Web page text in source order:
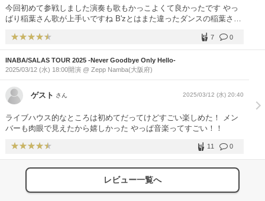
ラ衣装 最高です！！ 革パンだったら尚よかった） 稲 「映画館
の皆さん 届いてますかー？」 映客「イェーーイ」 ちゃんと映画館
（好きだ♡） カメラにブワンって何回も接近するイナバさん 大画面
がイナバさんでいっぱいになる （お願いだからこれ以上近寄らない
で！ 鼻血が出ちゃう） モニターにちょこんと座るイナバさん 足
ぶ〜らぶ〜ら バタバタバタッ （子供かっ 笑 可愛すぎるだろ） 歌
詞が飛んだであろうイナバさん 観客にマイクを向けて歌わせる そし
て ちょっとはにかむ （かわいいな） けれど、次のMCでそのことに
全く触れず、 スンッと進行していった （そーゆースンッとしたとこ
ェ〜〜イ ヤイ ヤイ ヤャ〜〜イ （あんまりすると喉痛めるから程ほ
どにね） アンコールの衣装 デニムシャツにジーンズ コラボしたあの
スニーカー あ〜〜 久々見たよジーンズ姿 （こーゆー程よくピタっと
した？…笑」 （テンション上がって気分が良かったんだろうね〜）
リズム隊が4人であの迫力の演奏 とても良かった 外国人はやっぱり
凄いな その中で歌ってるイナバさんも凄い 【まとめ】 ライブビュー
今回初めて参戦しました演奏も歌もかっこよくて良かったです やっ
ばり稲葉さん歌が上手いですね B'zとはまた違ったダンスの稲葉さん
さんも素敵でした
0
7
INABA/SALAS TOUR 2025 -Never Goodbye Only Hello-
2025/03/12 (水) 18:00開演 @ Zepp Namba(大阪府)
ゲスト さん 2025/03/12 (水) 20:40
ライブハウス的なところは初めてだってけどすごい楽しめた！ メン
バーも肉眼で見えたから嬉しかった やっぱ音楽ってすごい！！
0
11
レビュー一覧へ